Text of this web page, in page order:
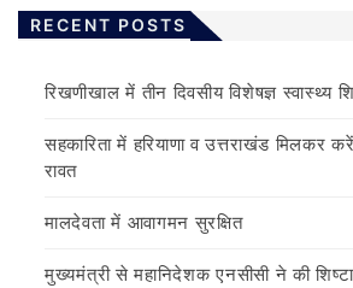
RECENT POSTS
रिखणीखाल में तीन दिवसीय विशेषज्ञ स्वास्थ्य
सहकारिता में हरियाणा व उत्तराखंड मिलकर
रावत
मालदेवता में आवागमन सुरक्षित
मुख्यमंत्री से महानिदेशक एनसीसी ने की